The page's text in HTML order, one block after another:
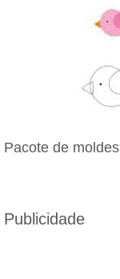
Pacote de
Publicidade